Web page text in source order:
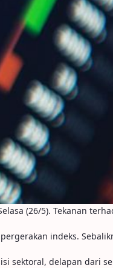
(26/5). Tekanan
indeks.
sektoral, delapan dari